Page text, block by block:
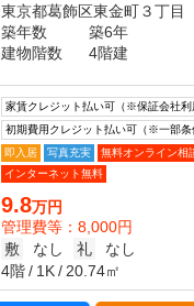
東京都葛飾区東金町３丁目
築年数
築6年
建物階数
4階建
家賃クレジット払い可（※保証会社利
初期費用クレジット払い可（※一部条
即入居
写真充実
無料オンライン相
インターネット無料
9.8万円
管理費等：8,000円
敷
なし 礼
なし
4階
1K 20.74㎡